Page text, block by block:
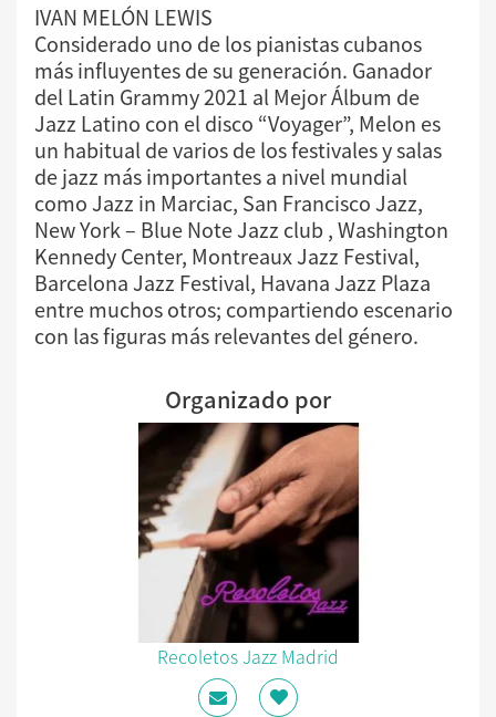
IVAN MELÓN LEWIS
Considerado uno de los pianistas cubanos
más influyentes de su generación. Ganador
del Latin Grammy 2021 al Mejor Álbum de
Jazz Latino con el disco “Voyager”, Melon es
un habitual de varios de los festivales y salas
de jazz más importantes a nivel mundial
como Jazz in Marciac, San Francisco Jazz,
New York – Blue Note Jazz club , Washington
Kennedy Center, Montreaux Jazz Festival,
Barcelona Jazz Festival, Havana Jazz Plaza
entre muchos otros; compartiendo escenario
con las figuras más relevantes del género.
Organizado por
Recoletos Jazz Madrid